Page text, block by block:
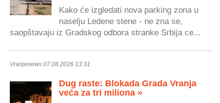
Kako će izgledati nova parking zona u
naselju Ledene stene - ne zna se,
saopštavaju iz Gradskog odbora stranke Srbija ce...
Vranjenews 07.08.2026 13:31
Dug raste: Blokada Grada Vranja
veća za tri miliona »